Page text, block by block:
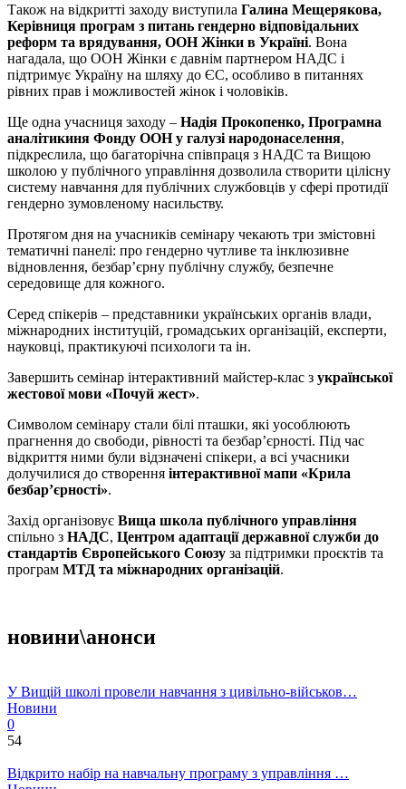
Також на відкритті заходу виступила Галина Мещерякова,
Керівниця програм з питань гендерно відповідальних
реформ та врядування, ООН Жінки в Україні. Вона
нагадала, що ООН Жінки є давнім партнером НАДС і
підтримує Україну на шляху до ЄС, особливо в питаннях
рівних прав і можливостей жінок і чоловіків.
Ще одна учасниця заходу – Надія Прокопенко, Програмна
аналітикиня Фонду ООН у галузі народонаселення,
підкреслила, що багаторічна співпраця з НАДС та Вищою
школою у публічного управління дозволила створити цілісну
систему навчання для публічних службовців у сфері протидії
гендерно зумовленому насильству.
Протягом дня на учасників семінару чекають три змістовні
тематичні панелі: про гендерно чутливе та інклюзивне
відновлення, безбарʼєрну публічну службу, безпечне
середовище для кожного.
Серед спікерів – представники українських органів влади,
міжнародних інституцій, громадських організацій, експерти,
науковці, практикуючі психологи та ін.
Завершить семінар інтерактивний майстер-клас з української
жестової мови «Почуй жест».
Символом семінару стали білі пташки, які уособлюють
прагнення до свободи, рівності та безбар’єрності. Під час
відкриття ними були відзначені спікери, а всі учасники
долучилися до створення інтерактивної мапи «Крила
безбар’єрності».
Захід організовує Вища школа публічного управління
спільно з НАДС, Центром адаптації державної служби до
стандартів Європейського Союзу за підтримки проєктів та
програм МТД та міжнародних організацій.
новини\анонси
У Вищій школі провели навчання з цивільно-військов…
Новини
0
54
Відкрито набір на навчальну програму з управління …